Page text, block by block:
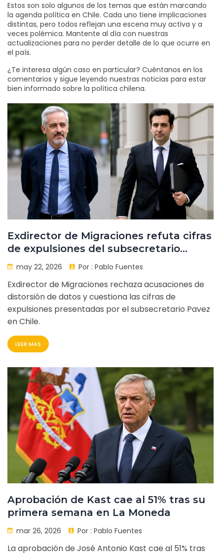
Estos son solo algunos de los temas que están marcando
la agenda política en Chile. Cada uno tiene implicaciones
distintas, pero todos reflejan una escena muy activa y a
veces polémica. Mantente al día con nuestras
actualizaciones para no perder detalle de lo que ocurre en
el país.
¿Te interesa algún caso en particular? Cuéntanos en los
comentarios y sigue leyendo nuestras noticias para estar
bien informado sobre la política chilena.
Exdirector de Migraciones refuta cifras
de expulsiones del subsecretario
Pavez
may 22, 2026 Por : Pablo Fuentes
Exdirector de Migraciones rechaza acusaciones de
distorsión de datos y cuestiona las cifras de
expulsiones presentadas por el subsecretario Pavez
en Chile.
LEER MAS
Aprobación de Kast cae al 51% tras su
primera semana en La Moneda
mar 26, 2026 Por : Pablo Fuentes
La aprobación de José Antonio Kast cae al 51% tras